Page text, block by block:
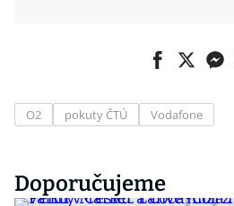
O2 pokuty ČTÚ Vodafone
Doporučujeme